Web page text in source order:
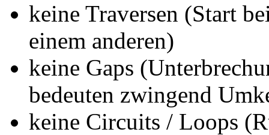
keine Traversen (Start
einem anderen)
keine Gaps
bedeuten zwingend
keine Circuits / Loops